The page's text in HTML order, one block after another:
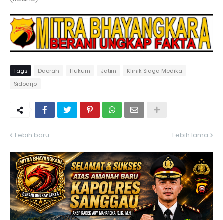
Tags Daerah Hukum Jatim
Klinik Siaga Medika
Sidoarjo
Lebih baru Lebih lama